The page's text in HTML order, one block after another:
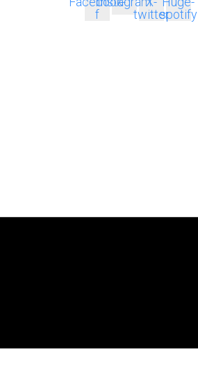
f
twitterspotify